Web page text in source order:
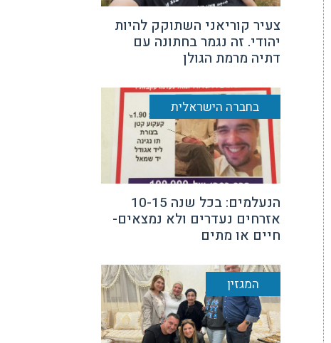
צעיר קוריאני השתוקק להיות
יהודי. זה נגמר בחתונה עם
דתיה מרמת הגולן
בחברה הישראלית
הנעלמים: בכל שנה 10-15
אזרחים נעדרים ולא נמצאים-
חיים או מתים
המגזין